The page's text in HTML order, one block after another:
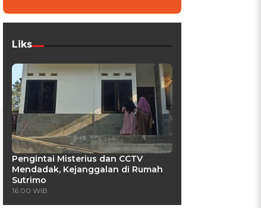
Liks
Pengintai Misterius dan CCTV
Mendadak, Kejanggalan di Rumah
Sutrimo
16:00 WIB